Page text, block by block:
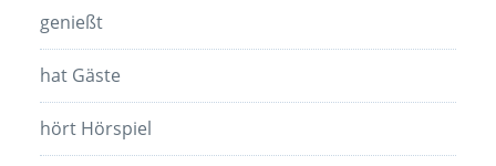
genießt
hat Gäste
hört Hörspiel